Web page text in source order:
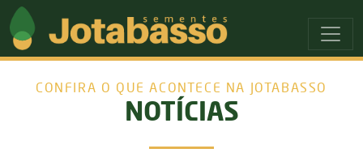
Ir para o menu principal
Ir para o conteudo principal
CONFIRA O QUE ACONTECE NA JOTABASSO
NOTÍCIAS